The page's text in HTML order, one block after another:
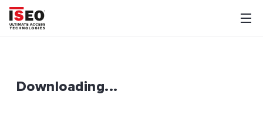
Downloading...